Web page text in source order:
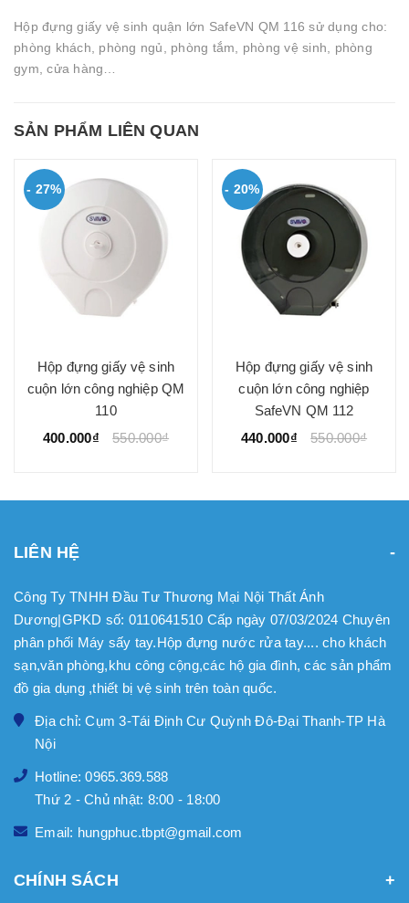
Hộp đựng giấy vệ sinh quận lớn SafeVN QM 116 sử dụng cho:
phòng khách, phòng ngủ, phòng tắm, phòng vệ sinh, phòng
gym, cửa hàng…
SẢN PHẨM LIÊN QUAN
- 27%
Hộp đựng giấy vệ sinh
cuộn lớn công nghiệp QM
110
400.000₫
550.000₫
- 20%
Hộp đựng giấy vệ sinh
cuộn lớn công nghiệp
SafeVN QM 112
440.000₫
550.000₫
LIÊN HỆ
Công Ty TNHH Đầu Tư Thương Mại Nội Thất Ánh
Dương|GPKD số: 0110641510 Cấp ngày 07/03/2024 Chuyên
phân phối Máy sấy tay.Hộp đựng nước rửa tay.... cho khách
sạn,văn phòng,khu công cộng,các hộ gia đình, các sản phẩm
đồ gia dụng ,thiết bị vệ sinh trên toàn quốc.
Địa chỉ: Cụm 3-Tái Định Cư Quỳnh Đô-Đại Thanh-TP Hà
Nội
Hotline: 0965.369.588
Thứ 2 - Chủ nhật: 8:00 - 18:00
Email: hungphuc.tbpt@gmail.com
CHÍNH SÁCH